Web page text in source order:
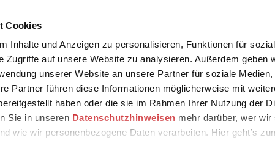
Cookies
Inhalte und Anzeigen zu personalisieren, Funktionen für
Zugriffe auf unsere Website zu analysieren. Außerdem geben
unserer Website an unsere Partner für soziale Medien,
Partner führen diese Informationen möglicherweise mit
haben oder die sie im Rahmen Ihrer Nutzung der
Sie in unseren Datenschutzhinweisen mehr darüber, wer
wie wir personenbezogene Daten verarbeiten. Hier geht’s